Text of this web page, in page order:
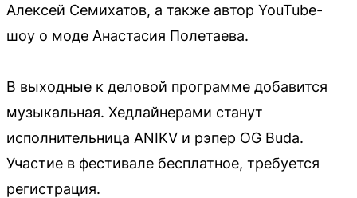
Алексей Семихатов, а также автор YouTube-
шоу о моде Анастасия Полетаева.
В выходные к деловой программе добавится
музыкальная. Хедлайнерами станут
исполнительница ANIKV и рэпер OG Buda.
Участие в фестивале бесплатное, требуется
регистрация.